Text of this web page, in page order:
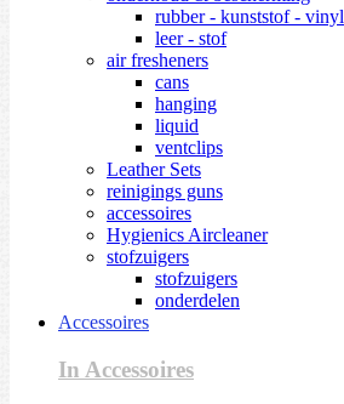
rubber - kunststof - vinyl
leer - stof
air fresheners
cans
hanging
liquid
ventclips
Leather Sets
reinigings guns
accessoires
Hygienics Aircleaner
stofzuigers
stofzuigers
onderdelen
Accessoires
In Accessoires